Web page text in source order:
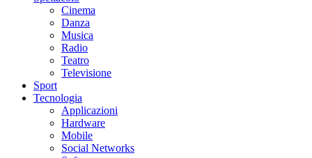
Cinema
Danza
Musica
Radio
Teatro
Televisione
Sport
Tecnologia
Applicazioni
Hardware
Mobile
Social Networks